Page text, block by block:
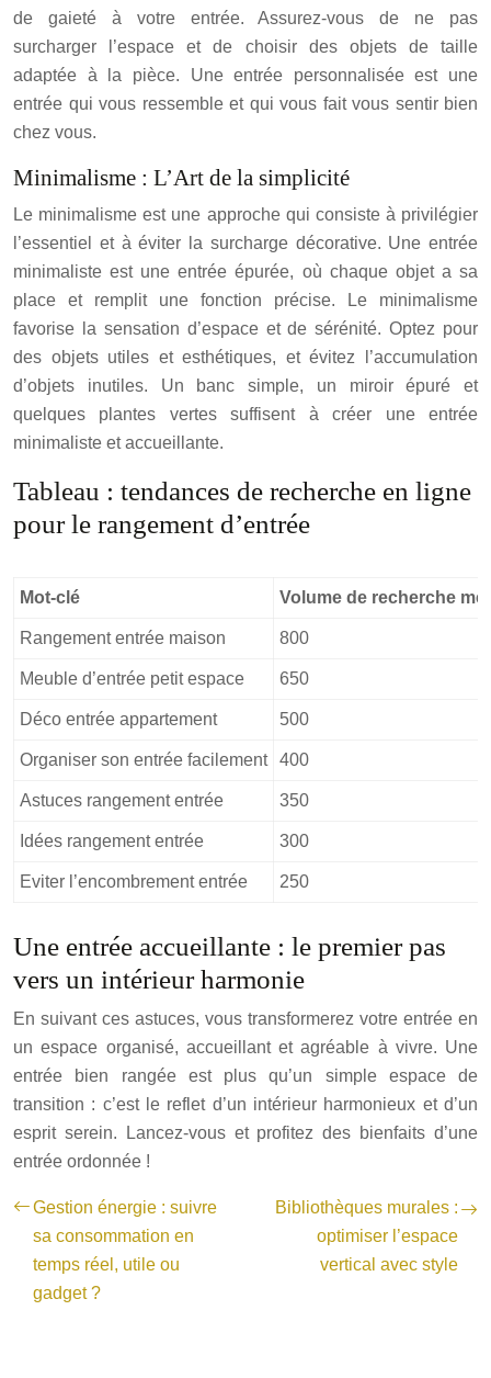
de gaieté à votre entrée. Assurez-vous de ne pas
surcharger l’espace et de choisir des objets de taille
adaptée à la pièce. Une entrée personnalisée est une
entrée qui vous ressemble et qui vous fait vous sentir bien
chez vous.
Minimalisme : L’Art de la simplicité
Le minimalisme est une approche qui consiste à privilégier
l’essentiel et à éviter la surcharge décorative. Une entrée
minimaliste est une entrée épurée, où chaque objet a sa
place et remplit une fonction précise. Le minimalisme
favorise la sensation d’espace et de sérénité. Optez pour
des objets utiles et esthétiques, et évitez l’accumulation
d’objets inutiles. Un banc simple, un miroir épuré et
quelques plantes vertes suffisent à créer une entrée
minimaliste et accueillante.
Tableau : tendances de recherche en ligne
pour le rangement d’entrée
Mot-clé Volume de recherche
Rangement entrée maison 800
Meuble d’entrée petit espace 650
Déco entrée appartement 500
Organiser son entrée facilement 400
Astuces rangement entrée 350
Idées rangement entrée 300
Eviter l’encombrement entrée 250
Une entrée accueillante : le premier pas
vers un intérieur harmonie
En suivant ces astuces, vous transformerez votre entrée en
un espace organisé, accueillant et agréable à vivre. Une
entrée bien rangée est plus qu’un simple espace de
transition : c’est le reflet d’un intérieur harmonieux et d’un
esprit serein. Lancez-vous et profitez des bienfaits d’une
entrée ordonnée !
Gestion énergie : suivre
sa consommation en
temps réel, utile ou
gadget ?
Bibliothèques murales :
optimiser l’espace
vertical avec style